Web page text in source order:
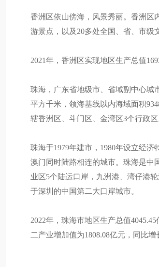
香洲区依山傍海，风景秀丽。香洲区
游景点，以及20多处全国、省、市
2021年，香洲区实现地区生产总值
珠海，广东省地级市、省域副中心城
平方千米，领海基线以内海域面积
辖香洲区、斗门区、金湾区3个行政区
珠海于1979年建市，1980年设立经
澳门同时陆路相连的城市。珠海是中
业区5个陆运口岸，九洲港、湾仔港
于深圳的中国第二大口岸城市。
2022年，珠海市地区生产总值
二产业增加值为1808.08亿元，同比增